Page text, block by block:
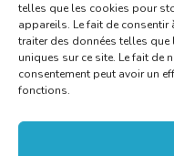
telles que les cookies pour
appareils. Le fait de
traiter des données telles
uniques sur ce site. Le fait de
consentement peut avoir un
fonctions.